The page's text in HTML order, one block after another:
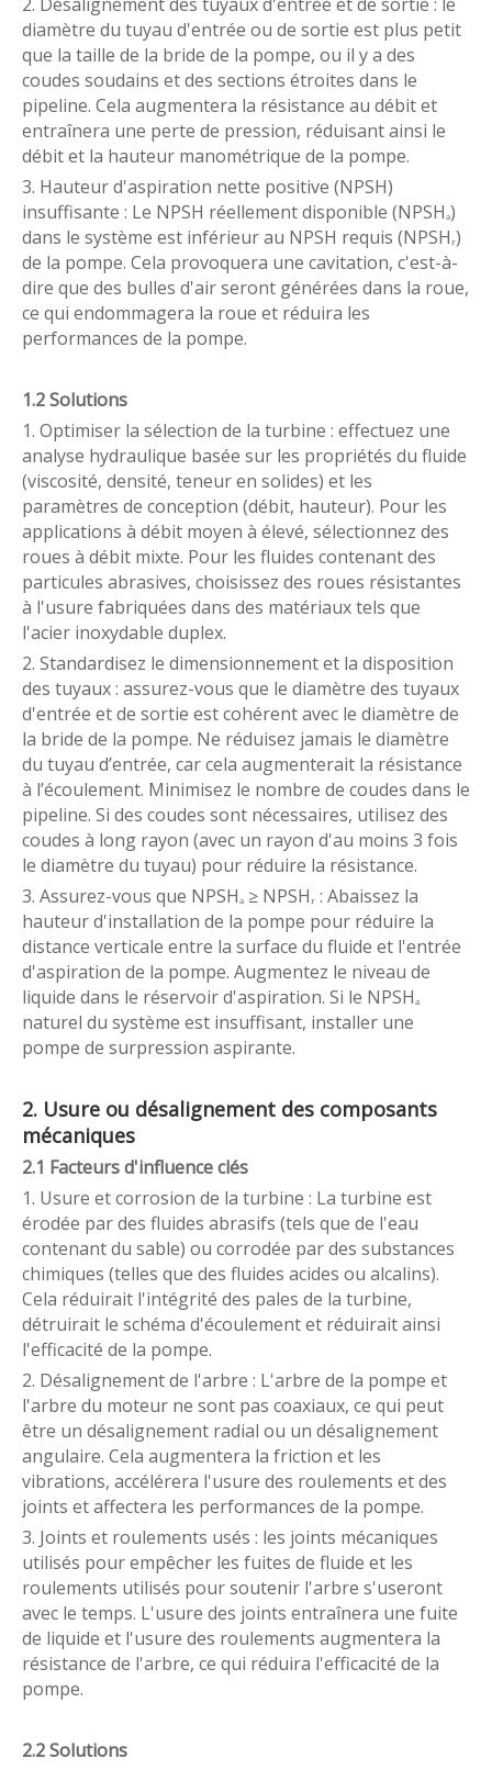
diamètre du tuyau d'entrée ou de sortie est plus petit
que la taille de la bride de la pompe, ou il y a des
coudes soudains et des sections étroites dans le
pipeline. Cela augmentera la résistance au débit et
entraînera une perte de pression, réduisant ainsi le
débit et la hauteur manométrique de la pompe.
3. Hauteur d'aspiration nette positive (NPSH)
insuffisante : Le NPSH réellement disponible (NPSHₐ)
dans le système est inférieur au NPSH requis (NPSHᵣ)
de la pompe. Cela provoquera une cavitation, c'est-à-
dire que des bulles d'air seront générées dans la roue,
ce qui endommagera la roue et réduira les
performances de la pompe.
1.2 Solutions
1. Optimiser la sélection de la turbine : effectuez une
analyse hydraulique basée sur les propriétés du fluide
(viscosité, densité, teneur en solides) et les
paramètres de conception (débit, hauteur). Pour les
applications à débit moyen à élevé, sélectionnez des
roues à débit mixte. Pour les fluides contenant des
particules abrasives, choisissez des roues résistantes
à l'usure fabriquées dans des matériaux tels que
l'acier inoxydable duplex.
2. Standardisez le dimensionnement et la disposition
des tuyaux : assurez-vous que le diamètre des tuyaux
d'entrée et de sortie est cohérent avec le diamètre de
la bride de la pompe. Ne réduisez jamais le diamètre
du tuyau d’entrée, car cela augmenterait la résistance
à l’écoulement. Minimisez le nombre de coudes dans le
pipeline. Si des coudes sont nécessaires, utilisez des
coudes à long rayon (avec un rayon d'au moins 3 fois
le diamètre du tuyau) pour réduire la résistance.
3. Assurez-vous que NPSHₐ ≥ NPSHᵣ : Abaissez la
hauteur d'installation de la pompe pour réduire la
distance verticale entre la surface du fluide et l'entrée
d'aspiration de la pompe. Augmentez le niveau de
liquide dans le réservoir d'aspiration. Si le NPSHₐ
naturel du système est insuffisant, installer une
pompe de surpression aspirante.
2. Usure ou désalignement des composants
mécaniques
2.1 Facteurs d'influence clés
1. Usure et corrosion de la turbine : La turbine est
érodée par des fluides abrasifs (tels que de l'eau
contenant du sable) ou corrodée par des substances
chimiques (telles que des fluides acides ou alcalins).
Cela réduirait l'intégrité des pales de la turbine,
détruirait le schéma d'écoulement et réduirait ainsi
l'efficacité de la pompe.
2. Désalignement de l'arbre : L'arbre de la pompe et
l'arbre du moteur ne sont pas coaxiaux, ce qui peut
être un désalignement radial ou un désalignement
angulaire. Cela augmentera la friction et les
vibrations, accélérera l'usure des roulements et des
joints et affectera les performances de la pompe.
3. Joints et roulements usés : les joints mécaniques
utilisés pour empêcher les fuites de fluide et les
roulements utilisés pour soutenir l'arbre s'useront
avec le temps. L'usure des joints entraînera une fuite
de liquide et l'usure des roulements augmentera la
résistance de l'arbre, ce qui réduira l'efficacité de la
pompe.
2.2 Solutions